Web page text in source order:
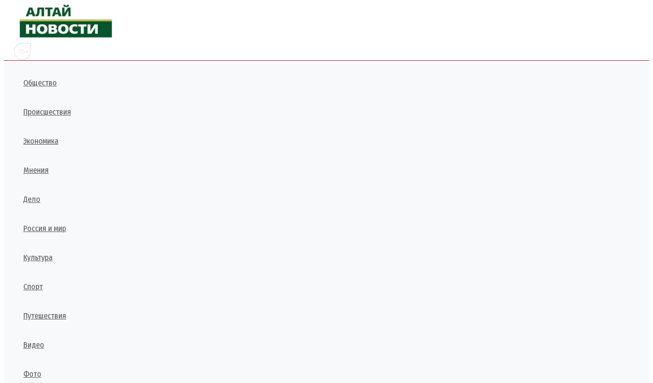
Перейти
содержимому
Общество
Происшествия
Экономика
Мнения
Дело
Россия и мир
Культура
Спорт
Путешествия
Видео
Фото